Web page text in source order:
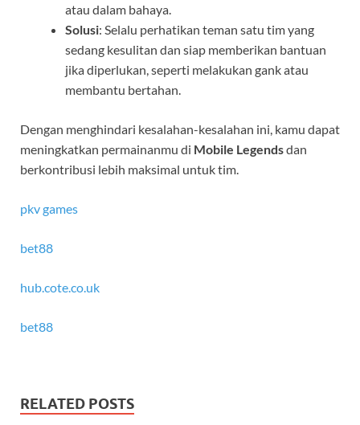
atau dalam bahaya.
Solusi: Selalu perhatikan teman satu tim yang
sedang kesulitan dan siap memberikan bantuan
jika diperlukan, seperti melakukan gank atau
membantu bertahan.
Dengan menghindari kesalahan-kesalahan ini, kamu dapat
meningkatkan permainanmu di Mobile Legendsdan
berkontribusi lebih maksimal untuk tim.
pkv games
bet88
hub.cote.co.uk
bet88
RELATED POSTS